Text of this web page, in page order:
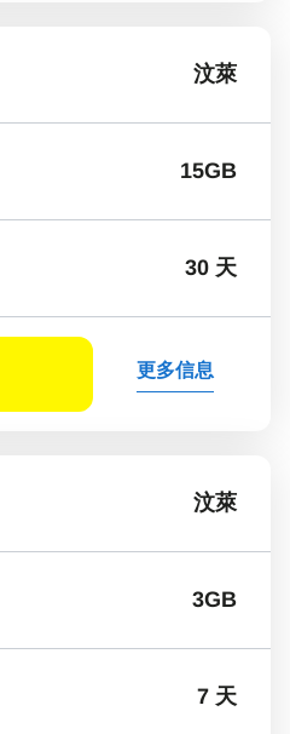
汶萊
15GB
30 天
更多信息
汶萊
3GB
7 天